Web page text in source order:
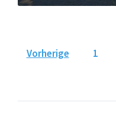
Beiträge
Vorherige 1